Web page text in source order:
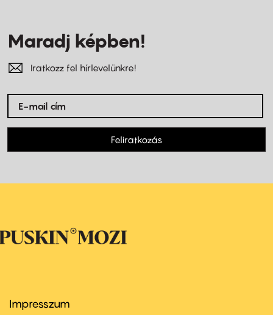
Maradj képben!
Iratkozz fel hírlevelünkre!
Feliratkozás
Footer
Impresszum